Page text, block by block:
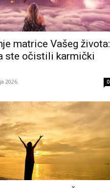
matrice Vašeg života:
ste očistili karmički
2026. 0